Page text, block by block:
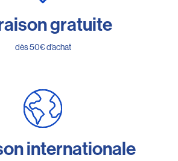
gratuite
dès 50€ d’achat
internationale